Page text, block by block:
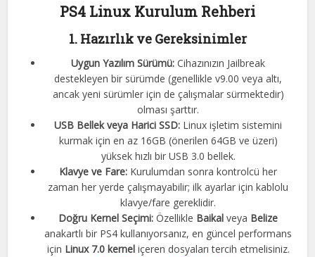
PS4 Linux Kurulum Rehberi
1. Hazırlık ve Gereksinimler
Uygun Yazılım Sürümü: Cihazınızın Jailbreak
destekleyen bir sürümde (genellikle v9.00 veya altı,
ancak yeni sürümler için de çalışmalar sürmektedir)
olması şarttır.
USB Bellek veya Harici SSD: Linux işletim sistemini
kurmak için en az 16GB (önerilen 64GB ve üzeri)
yüksek hızlı bir USB 3.0 bellek.
Klavye ve Fare: Kurulumdan sonra kontrolcü her
zaman her yerde çalışmayabilir; ilk ayarlar için kablolu
klavye/fare gereklidir.
Doğru Kernel Seçimi: Özellikle Baikal veya Belize
anakartlı bir PS4 kullanıyorsanız, en güncel performans
için Linux 7.0 kerneliçeren dosyaları tercih etmelisiniz.